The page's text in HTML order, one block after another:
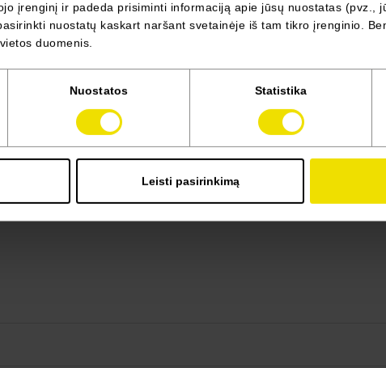
įrenginį ir padeda prisiminti informaciją apie jūsų nuostatas (pvz.,
nuostatų kaskart naršant svetainėje iš tam tikro įrenginio.
duomenis.
Nuostatos Statistika
Leisti pasirinkimą